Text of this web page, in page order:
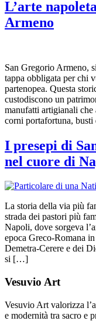
L’arte
Armeno
San Gregorio Armeno,
tappa obbligata per chi
partenopea. Questa
custodiscono un
manufatti artigianali
corni portafortuna,
I presepi di
nel cuore di
La storia della via più
strada dei pastori più
Napoli, dove sorgeva
epoca Greco-Romana
Demetra-Cerere e dei
si […]
Vesuvio Art
Vesuvio Art valorizza
e modernità tra sacro e